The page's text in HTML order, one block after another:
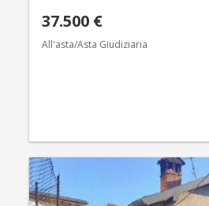
37.500 €
All'asta/Asta Giudiziaria